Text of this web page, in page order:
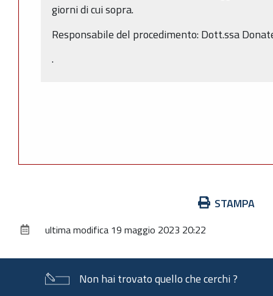
giorni di cui sopra.
Responsabile del procedimento: Dott.ssa
.
documento
STAMPA
ultima modifica 19 maggio 2023 20:22
Non hai trovato quello che cerchi ?